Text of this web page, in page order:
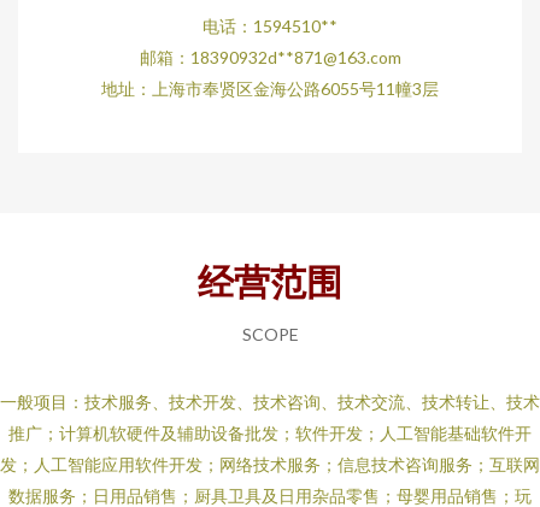
电话：1594510**
邮箱：18390932d**871@163.com
地址：上海市奉贤区金海公路6055号11幢3层
经营范围
SCOPE
一般项目：技术服务、技术开发、技术咨询、技术交流、技术转让、技术
推广；计算机软硬件及辅助设备批发；软件开发；人工智能基础软件开
发；人工智能应用软件开发；网络技术服务；信息技术咨询服务；互联网
数据服务；日用品销售；厨具卫具及日用杂品零售；母婴用品销售；玩